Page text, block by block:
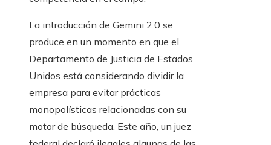
La introducción de Gemini 2.0 se
produce en un momento en que el
Departamento de Justicia de Estados
Unidos está considerando dividir la
empresa para evitar prácticas
monopolísticas relacionadas con su
motor de búsqueda. Este año, un juez